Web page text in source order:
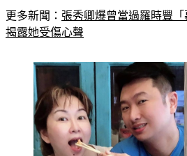
更多新聞： 張秀卿爆曾當過羅時豐
揭露她受傷心聲